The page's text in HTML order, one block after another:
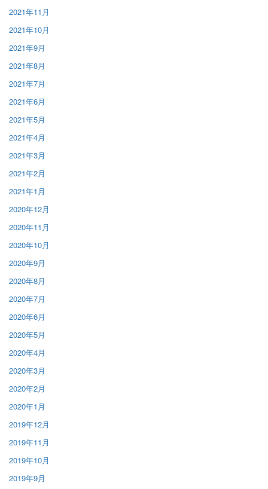
2021年11月
2021年10月
2021年9月
2021年8月
2021年7月
2021年6月
2021年5月
2021年4月
2021年3月
2021年2月
2021年1月
2020年12月
2020年11月
2020年10月
2020年9月
2020年8月
2020年7月
2020年6月
2020年5月
2020年4月
2020年3月
2020年2月
2020年1月
2019年12月
2019年11月
2019年10月
2019年9月